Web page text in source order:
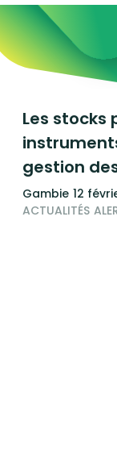
Explorez le
Les stocks
gestion
Gambie 12
ACTUALITÉS